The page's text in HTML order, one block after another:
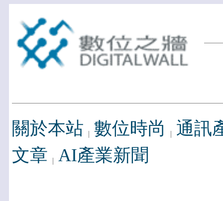
關於本站 數位時尚
通訊
文章 AI產業新聞